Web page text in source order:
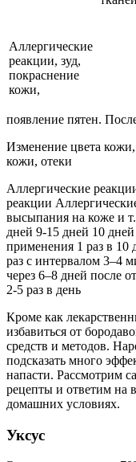
Аллергические
реакции, зуд,
покраснение
кожи,
появление пятен.
Изменение цвета
кожи, отеки
Аллергические
реакции
высыпания на коже и
дней 9-15 дней 10
применения 1 раз в 10
раз с интервалом 3–4
через 6–8 дней после
2-5 раз в день
Кроме как
избавиться от
средств и методов.
подсказать много
напасти. Рассмотрим
рецепты и ответим на
домашних условиях.
Уксус